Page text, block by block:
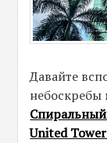
Давайте
небоскребы
United